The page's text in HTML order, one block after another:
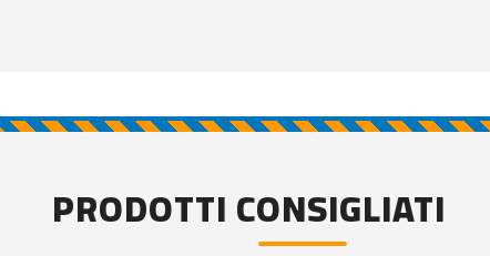
PRODOTTI CONSIGLIATI